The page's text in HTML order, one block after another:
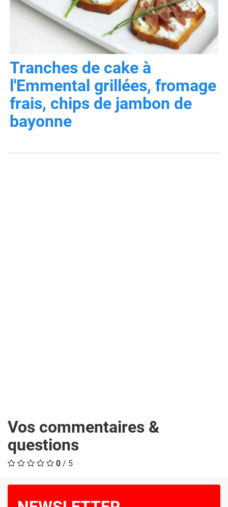
Tranches de cake à
l'Emmental grillées, fromage
frais, chips de jambon de
bayonne
Vos commentaires &
questions
0 / 5